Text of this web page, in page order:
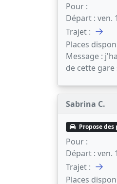
Pour :
Départ : ven.
Trajet : →
Places
Message :
de cette gare
Sabrina C.
Propose des
Pour :
Départ : ven.
Trajet : →
Places